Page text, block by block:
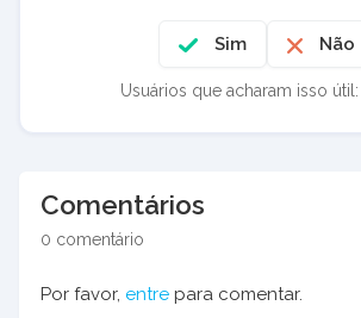
Sim Não
Usuários que acharam isso
Comentários
0 comentário
Por favor, entre para comentar.